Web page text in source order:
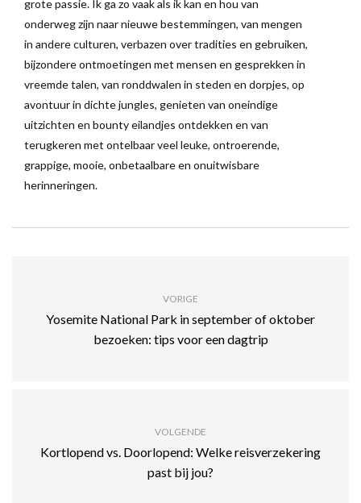
grote passie. Ik ga zo vaak als ik kan en hou van
onderweg zijn naar nieuwe bestemmingen, van mengen
in andere culturen, verbazen over tradities en gebruiken,
bijzondere ontmoetingen met mensen en gesprekken in
vreemde talen, van ronddwalen in steden en dorpjes, op
avontuur in dichte jungles, genieten van oneindige
uitzichten en bounty eilandjes ontdekken en van
terugkeren met ontelbaar veel leuke, ontroerende,
grappige, mooie, onbetaalbare en onuitwisbare
herinneringen.
VORIGE
Yosemite National Park in september of oktober
bezoeken: tips voor een dagtrip
VOLGENDE
Kortlopend vs. Doorlopend: Welke reisverzekering
past bij jou?